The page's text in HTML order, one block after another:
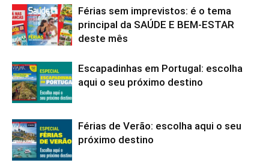
Férias sem imprevistos: é o tema
principal da SAÚDE E BEM-ESTAR
deste mês
Escapadinhas em Portugal: escolha
aqui o seu próximo destino
Férias de Verão: escolha aqui o seu
próximo destino